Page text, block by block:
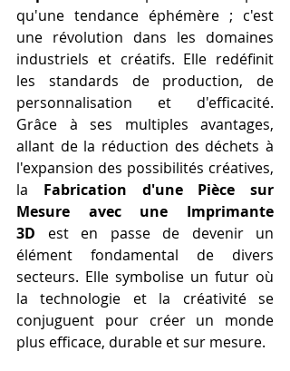
qu'une tendance éphémère ; c'est
une révolution dans les domaines
industriels et créatifs. Elle redéfinit
les standards de production, de
personnalisation et d'efficacité.
Grâce à ses multiples avantages,
allant de la réduction des déchets à
l'expansion des possibilités créatives,
la Fabrication d'une Pièce sur
Mesure avec une Imprimante
3D est en passe de devenir un
élément fondamental de divers
secteurs. Elle symbolise un futur où
la technologie et la créativité se
conjuguent pour créer un monde
plus efficace, durable et sur mesure.